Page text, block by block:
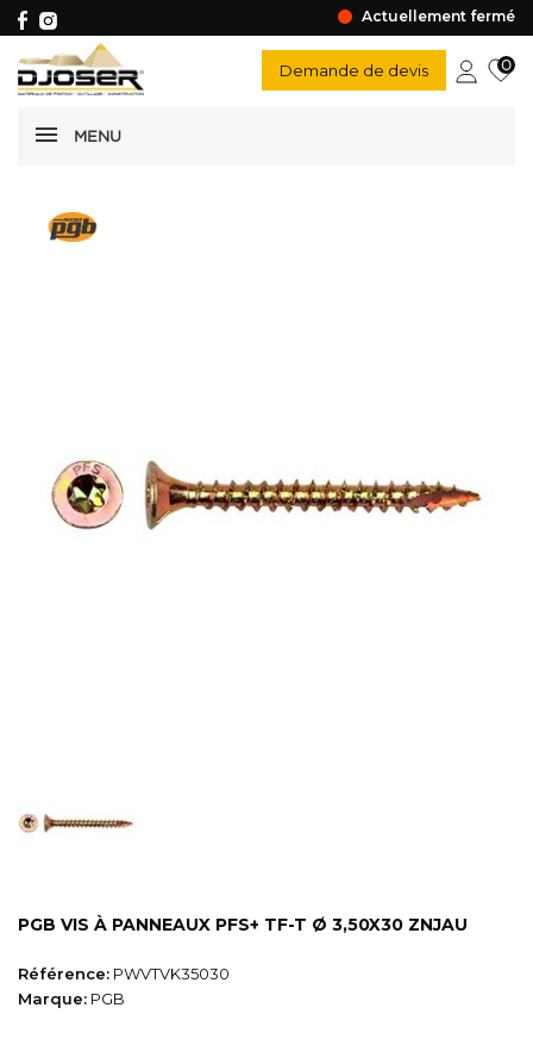
Actuellement fermé
MENU
Demande de devis 0
PGB VIS À PANNEAUX PFS+ TF-T Ø 3,50X30 ZNJAU
Référence: PWVTVK35030
Marque: PGB